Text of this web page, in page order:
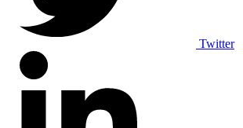
Twitter